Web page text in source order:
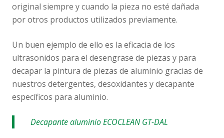
original siempre y cuando la pieza no esté dañada
por otros productos utilizados previamente.
Un buen ejemplo de ello es la eficacia de los
ultrasonidos para el desengrase de piezas y para
decapar la pintura de piezas de aluminio gracias de
nuestros detergentes, desoxidantes y decapante
específicos para aluminio.
Decapante aluminio ECOCLEAN GT-DAL